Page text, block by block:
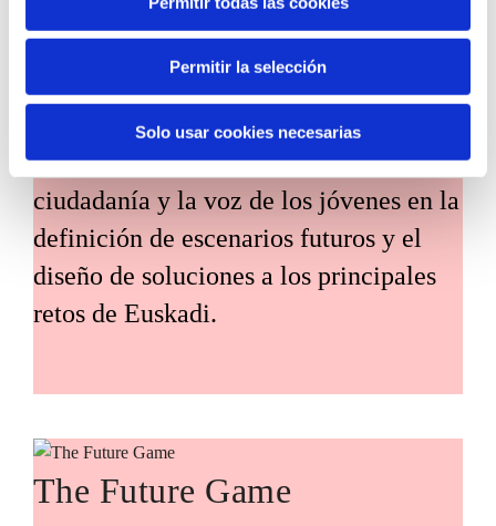
Permitir la selección
Solo usar cookies necesarias
Habitantes del futuro
Habitantes del Futuro es un espacio de
prospectiva ciudadana orientado a
introducir la participación de la
ciudadanía y la voz de los jóvenes en la
definición de escenarios futuros y el
diseño de soluciones a los principales
retos de Euskadi.
The Future Game